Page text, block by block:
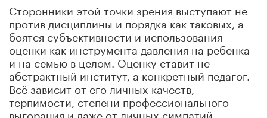
Сторонники этой точки зрения выступают не
против дисциплины и порядка как таковых, а
боятся субъективности и использования
оценки как инструмента давления на ребенка
и на семью в целом. Оценку ставит не
абстрактный институт, а конкретный педагог.
Всё зависит от его личных качеств,
терпимости, степени профессионального
выгорания и даже от личных симпатий.